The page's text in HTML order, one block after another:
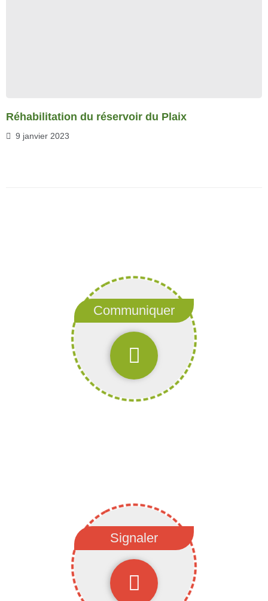
Réhabilitation du réservoir du Plaix
9 janvier 2023
Communiquer
Communiquer votre relevé
de compteur
Communiquez
Signaler
Emménager, déménager ?
Signaler un changement ?
Signaler